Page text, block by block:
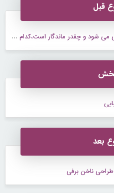
قبل
ت
زریق ژل و بوتاکس چطور باعث زیبایی می شود و چقدر ماندگار است،کدام معتبر است؟
بعد
ناخن برفی